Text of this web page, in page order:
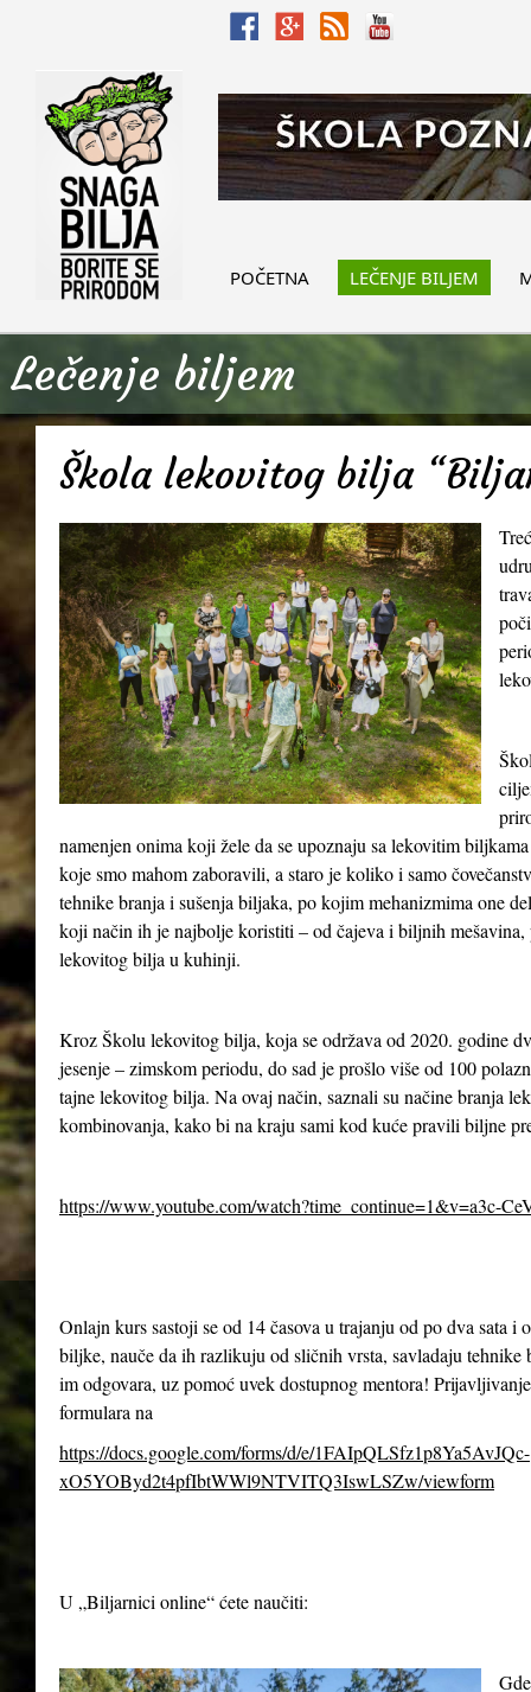
POČETNA LEČENJE BILJEM
Lečenje biljem
Škola lekovitog bilja
namenjen onima koji žele da se upoznaju sa lekovitim
koje smo mahom zaboravili, a staro je koliko i samo
tehnike branja i sušenja biljaka, po kojim mehanizmima one
koji način ih je najbolje koristiti – od čajeva i biljnih mešavina,
lekovitog bilja u kuhinji.
Kroz Školu lekovitog bilja, koja se održava od 2020. godine
jesenje – zimskom periodu, do sad je prošlo više od 100
tajne lekovitog bilja. Na ovaj način, saznali su načine branja
kombinovanja, kako bi na kraju sami kod kuće pravili biljne
https://www.youtube.com/watch?time_continue=1&v=a3c-
Onlajn kurs sastoji se od 14 časova u trajanju od po dva sata
biljke, nauče da ih razlikuju od sličnih vrsta, savladaju
im odgovara, uz pomoć uvek dostupnog mentora!
formulara na
https://docs.google.com/forms/d/e/1FAIpQLSfz1p8Ya5AvJQc-
xO5YOByd2t4pfIbtWWl9NTVITQ3IswLSZw/viewform
U „Biljarnici online“ ćete naučiti: